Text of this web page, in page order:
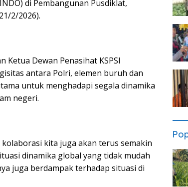
di Pembangunan Pusdiklat,
2/2026).
Dewan Penasihat KSPSI
antara Polri, elemen buruh dan
untuk menghadapi segala dinamika
negeri.
kita juga akan terus semakin
dinamika global yang tidak mudah
juga berdampak terhadap situasi di